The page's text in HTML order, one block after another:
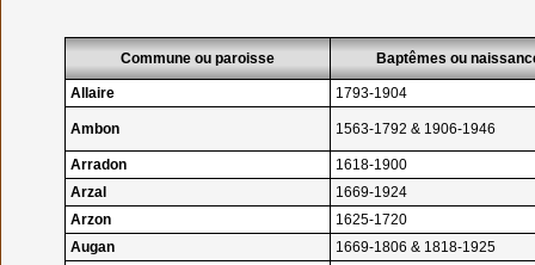
Commune ou paroisse Baptêmes ou
Allaire 1793-1904
Ambon 1563-1792 & 1906-1946
Arradon
1618-1900
Arzal
1669-1924
Arzon
1625-1720
Augan
1669-1806 & 1818-1925